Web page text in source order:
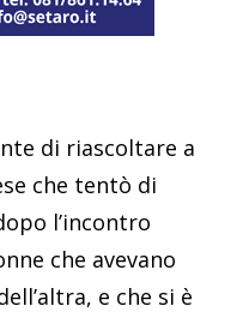
di riascoltare a
che tentò di
l’incontro
che avevano
e che si è